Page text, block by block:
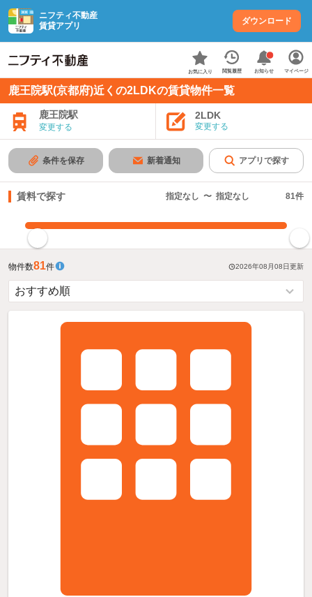
ニフティ不動産
賃貸アプリ
ダウンロード
お気に入り 閲覧履歴 お知らせ マイページ
鹿王院駅(京都府)近くの2LDKの賃貸物件一覧
鹿王院駅
変更する
2LDK
変更する
条件を保存 新着通知 アプリで探す
賃料で探す 指定なし 〜 指定なし 81件
物件数81件 2026年08月08日更新